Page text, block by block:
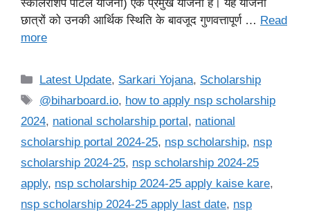
स्कॉलरशिप पोर्टल योजना) एक प्रमुख योजना है। यह योजना
छात्रों को उनकी आर्थिक स्थिति के बावजूद गुणवत्तापूर्ण … Read
more
Categories
Latest Update, Sarkari Yojana, Scholarship
Tags
@biharboard.io, how to apply nsp scholarship
2024, national scholarship portal, national
scholarship portal 2024-25, nsp scholarship, nsp
scholarship 2024-25, nsp scholarship 2024-25
apply, nsp scholarship 2024-25 apply kaise kare,
nsp scholarship 2024-25 apply last date, nsp